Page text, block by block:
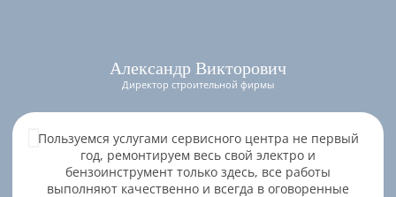
Александр Викторович
Директор строительной фирмы
Пользуемся услугами сервисного центра не первый
год, ремонтируем весь свой электро и
бензоинструмент только здесь, все работы
выполняют качественно и всегда в оговоренные